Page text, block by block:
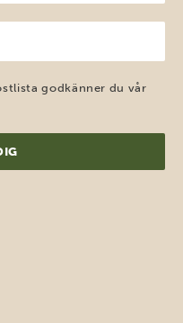
godkänner du vår